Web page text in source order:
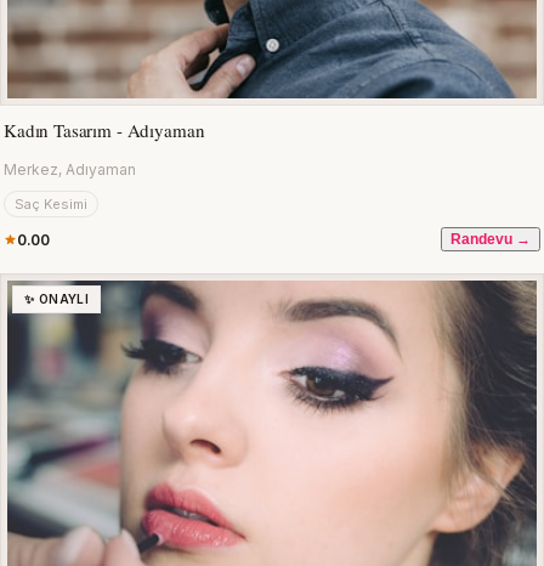
Kadın Tasarım - Adıyaman
Merkez, Adıyaman
Saç Kesimi
0.00 Randevu →
✨ ONAYLI